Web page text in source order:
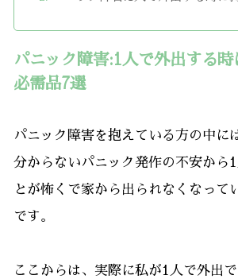
パニック障害:1人で外出する時
必需品7選
パニック障害を抱えている方の中に
分からないパニック発作の不安から
とが怖くで家から出られなくなって
です。
ここからは、実際に私が1人で外出